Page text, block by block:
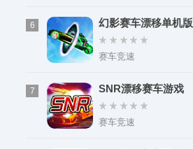
6 幻影赛车漂移单机版
赛车竞速
7 SNR漂移赛车游戏
赛车竞速